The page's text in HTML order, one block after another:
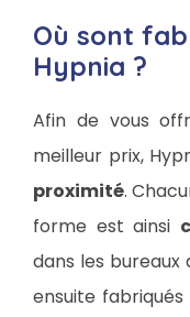
Où sont
Hypnia ?
Afin de vous
meilleur prix,
proximité.
forme est ainsi
dans les bureaux
ensuite